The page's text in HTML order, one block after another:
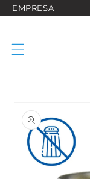
directamente
EMPRESA
información
del producto